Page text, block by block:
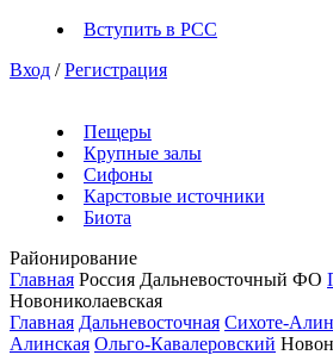
Вступить в РСС
Вход / Регистрация
Пещеры
Крупные залы
Сифоны
Карстовые источники
Биота
Районирование
Главная Россия Дальневосточный ФО
Новониколаевская
Главная Дальневосточная Сихоте-
Алинская Ольго-Кавалеровский